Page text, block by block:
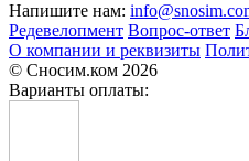
Напишите нам:
Редевелопмент Вопрос-ответ
О компании и реквизиты
© Сносим.ком 2026
Варианты оплаты: